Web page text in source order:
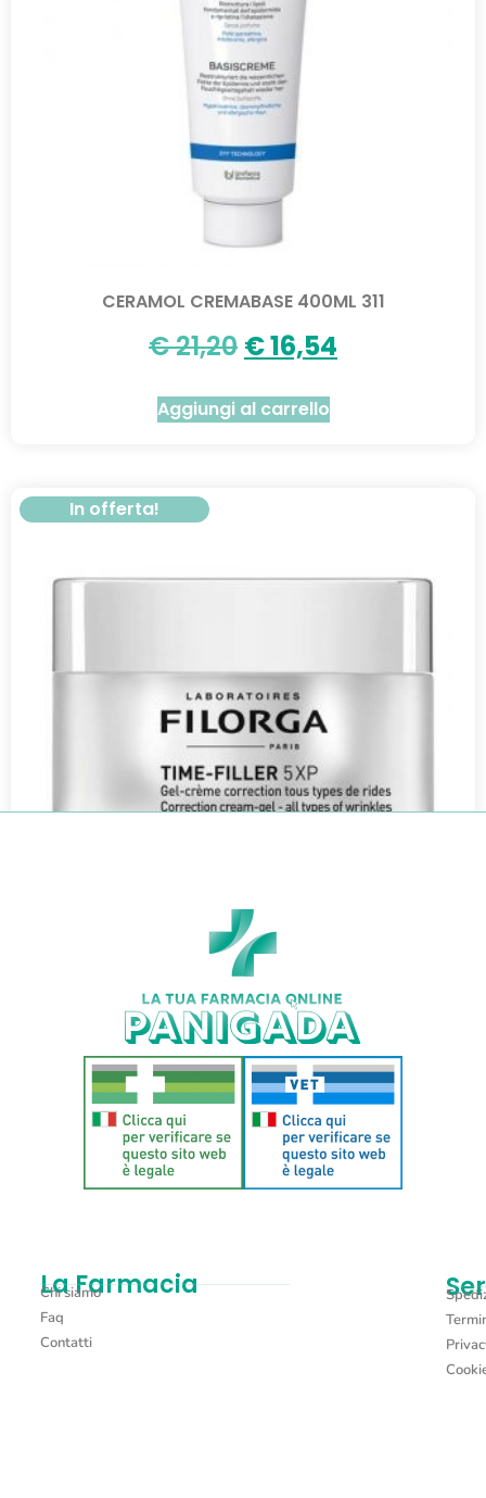
CERAMOL CREMABASE 400ML 311
€21,20 €16,54
Aggiungi al carrello
In offerta!
FILORGA TIME FILLER 5 XP GEL
€75,00€52,50
Aggiungi al carrello
La Farmacia
Chi siamo
Faq
Contatti